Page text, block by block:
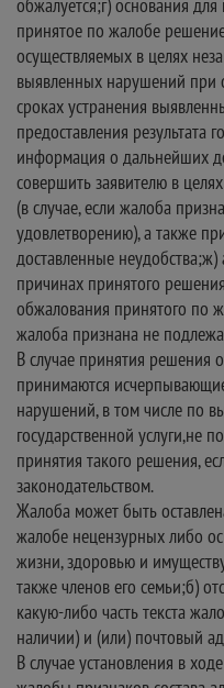
принятое по жалобе
осуществляемых в целях
выявленных нарушений при
сроках устранения
предоставления результата
информация о дальнейших
совершить заявителю в
(в случае, если жалоба
удовлетворению), а также
доставленные
причинах принятого
обжалования принятого по
жалоба признана не
В случае принятия решения
принимаются
нарушений, в том числе по
государственной услуги,не
принятия такого решения,
законодательством.
Жалоба может быть
жалобе нецензурных либо
жизни, здоровью и
также членов его семьи;б)
какую-либо часть текста
наличии) и (или) почтовый
В случае установления в